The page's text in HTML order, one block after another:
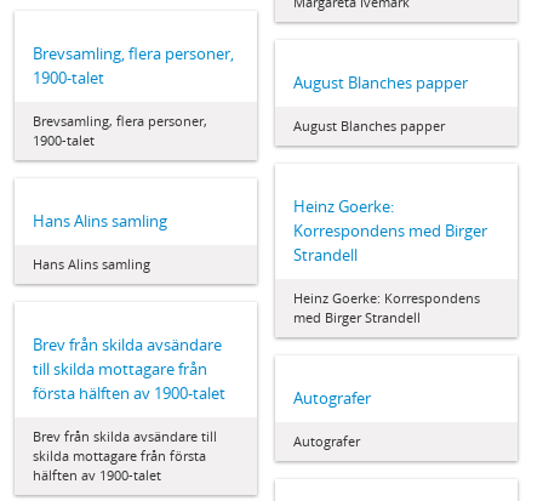
Brevsamling, flera personer,
1900-talet
Brevsamling, flera personer,
1900-talet
August Blanches papper
August Blanches papper
Heinz Goerke:
Korrespondens med Birger
Strandell
Heinz Goerke: Korrespondens
med Birger Strandell
Hans Alins samling
Hans Alins samling
Brev från skilda avsändare
till skilda mottagare från
första hälften av 1900-talet
Brev från skilda avsändare till
skilda mottagare från första
hälften av 1900-talet
Autografer
Autografer